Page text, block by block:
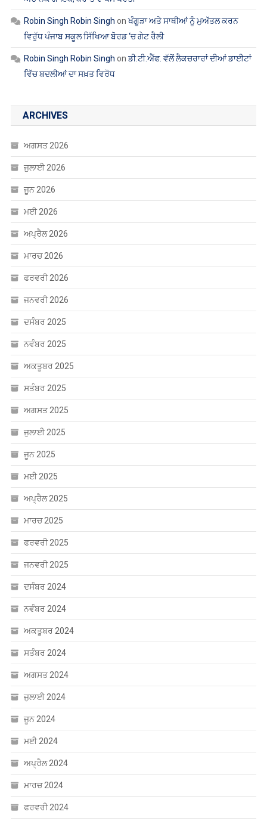
Robin Singh Robin Singh onਖੰਗੂੜਾ ਅਤੇ ਸਾਥੀਆਂ ਨੂੰ ਮੁਅੱਤਲ ਕਰਨ
ਵਿਰੁੱਧ ਪੰਜਾਬ ਸਕੂਲ ਸਿੱਖਿਆ ਬੋਰਡ ‘ਚ ਗੇਟ ਰੈਲੀ
Robin Singh Robin Singh onਡੀ.ਟੀ.ਐੱਫ. ਵੱਲੋਂ ਲੈਕਚਰਾਰਾਂ ਦੀਆਂ ਡਾਈਟਾਂ
ਵਿੱਚ ਬਦਲੀਆਂ ਦਾ ਸਖ਼ਤ ਵਿਰੋਧ
ARCHIVES
ਅਗਸਤ 2026
ਜੁਲਾਈ 2026
ਜੂਨ 2026
ਮਈ 2026
ਅਪ੍ਰੈਲ 2026
ਮਾਰਚ 2026
ਫਰਵਰੀ 2026
ਜਨਵਰੀ 2026
ਦਸੰਬਰ 2025
ਨਵੰਬਰ 2025
ਅਕਤੂਬਰ 2025
ਸਤੰਬਰ 2025
ਅਗਸਤ 2025
ਜੁਲਾਈ 2025
ਜੂਨ 2025
ਮਈ 2025
ਅਪ੍ਰੈਲ 2025
ਮਾਰਚ 2025
ਫਰਵਰੀ 2025
ਜਨਵਰੀ 2025
ਦਸੰਬਰ 2024
ਨਵੰਬਰ 2024
ਅਕਤੂਬਰ 2024
ਸਤੰਬਰ 2024
ਅਗਸਤ 2024
ਜੁਲਾਈ 2024
ਜੂਨ 2024
ਮਈ 2024
ਅਪ੍ਰੈਲ 2024
ਮਾਰਚ 2024
ਫਰਵਰੀ 2024